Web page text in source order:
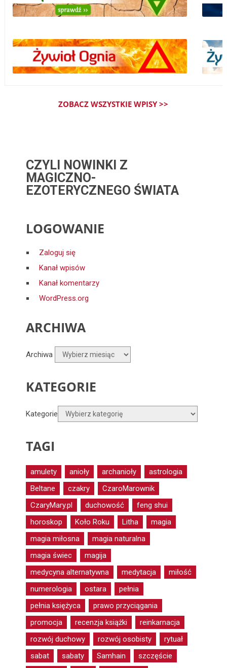
ZOBACZ WSZYSTKIE WPISY >>
CZYLI NOWINKI Z
MAGICZNO-
EZOTERYCZNEGO ŚWIATA
LOGOWANIE
Zaloguj się
Kanał wpisów
Kanał komentarzy
WordPress.org
ARCHIWA
Archiwa
KATEGORIE
Kategorie
TAGI
amulety anioły archanioły
astrologia
Beltane
czakry
CzaroMarownik
CzaryMary.pl
duchowość
feng shui
horoskop
Koło Roku Litha
magia
magia miłosna
magia naturalna
magia świec
magija
medycyna alternatywna
medytacja
miłość
numerologia
ostara
pełnia
pełnia księżyca
prawo przyciągania
promocja
recenzja książki
reinkarnacja
rozwój duchowy
rozwój osobisty
rytuał
sabat
sabaty Samhain
szczęście